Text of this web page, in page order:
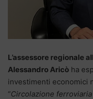
L’assessore regionale
Alessandro Aricò ha
investimenti economici
“Circolazione